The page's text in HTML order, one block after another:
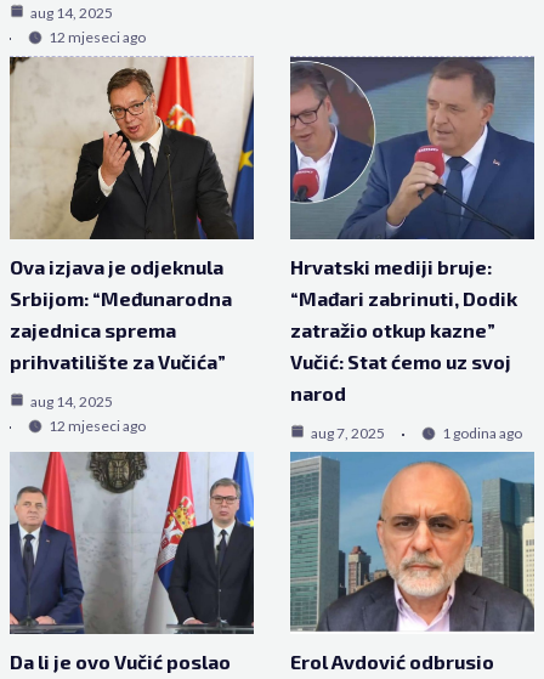
aug 14, 2025
12 mjeseci ago
Ova izjava je odjeknula
Srbijom: “Međunarodna
zajednica sprema
prihvatilište za Vučića”
aug 14, 2025
12 mjeseci ago
Hrvatski mediji bruje:
“Mađari zabrinuti, Dodik
zatražio otkup kazne”
Vučić: Stat ćemo uz svoj
narod
aug 7, 2025 1 godina ago
Da li je ovo Vučić poslao
Erol Avdović odbrusio